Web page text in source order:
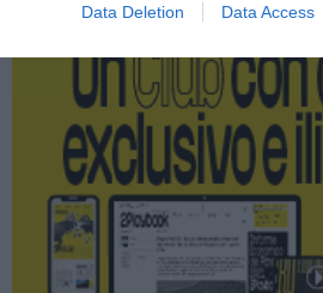
Data Deletion Data Access